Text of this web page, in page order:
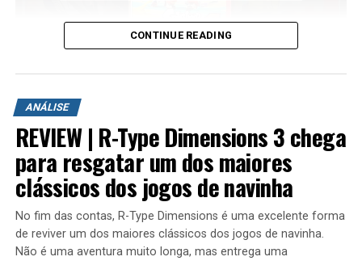
57. Phoenix Wright: Ace Attorney – Spirit of Justice
58. Pokémon Omega Ruby & Alpha Sapphire
61. Professor Layton VS Phoenix Wright Ace Attorney
63. Professor Layton and the Azran Legacy
64. Project X Zone
65. Project X Zone 2
66. Pushmo
67. Crashmo
68. Stretchmo
A aventura leva o jogador para ilhas inéditas e diferentes
possível encontrar novas armas, aprimorar os
equipamentos com upgrades e completar diversas
missões que variam bastante em estrutura. Algumas
colocam o jogador contra grandes hordas de inimigos
em áreas abertas, enquanto outras acontecem em
regiões subterrâneas repletas de desafios, incluindo
inimigos mais poderosos e torres que precisam ser
destruídas dentro de um limite de tempo para que a
CONTINUE READING
ANÁLISE
REVIEW | R-Type Dimensions 3 chega
para resgatar um dos maiores
clássicos dos jogos de navinha
No fim das contas, R-Type Dimensions é uma excelente forma
de reviver um dos maiores clássicos dos jogos de navinha.
Não é uma aventura muito longa, mas entrega uma